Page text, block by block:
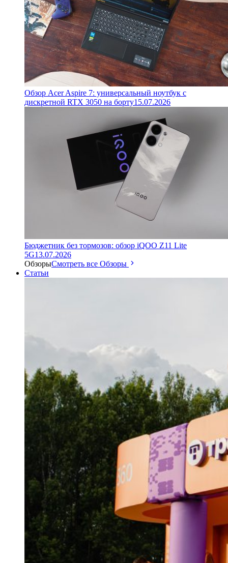
Обзор Acer Aspire 7: универсальный ноутбук с
дискретной RTX 3050 на борту15.07.2026
Бюджетник без тормозов: обзор iQOO Z11 Lite
5G13.07.2026
ОбзорыСмотреть все Обзоры
Статьи